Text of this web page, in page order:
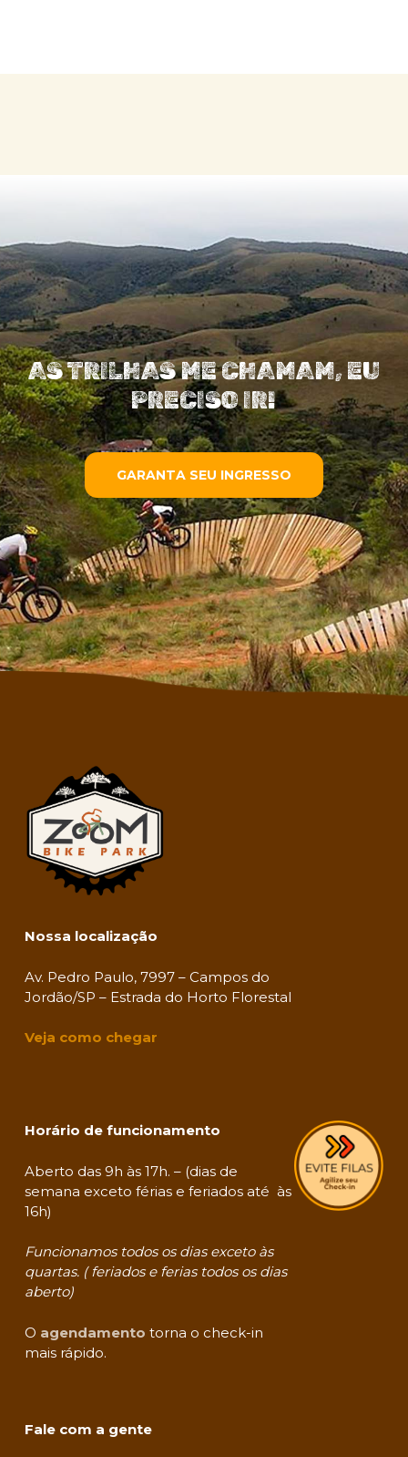
AS TRILHAS ME CHAMAM, EU
PRECISO IR!
GARANTA SEU INGRESSO
Nossa localização
Av. Pedro Paulo, 7997 – Campos do
Jordão/SP – Estrada do Horto Florestal
Veja como chegar
Horário de funcionamento
Aberto das 9h às 17h. – (dias de
semana exceto férias e feriados até às
16h)
Funcionamos todos os dias exceto às
quartas. ( feriados e ferias todos os dias
aberto)
O agendamento torna o check-in
mais rápido.
Fale com a gente